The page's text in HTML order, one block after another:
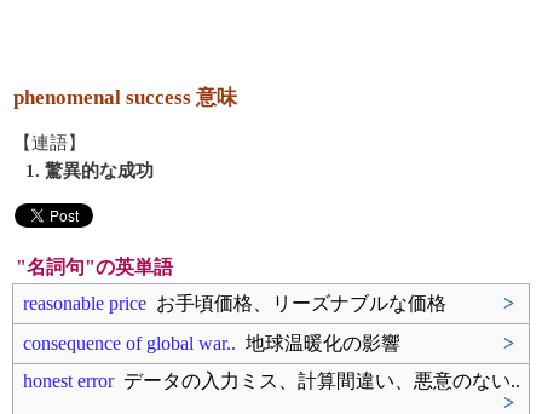
phenomenal success 意味
【連語】
1. 驚異的な成功
"名詞句"の英単語
reasonable price お手頃価格、リーズナブルな価格
>
consequence of global war.. 地球温暖化の影響
>
honest errorデータの入力ミス、計算間違い、悪意のない..
>